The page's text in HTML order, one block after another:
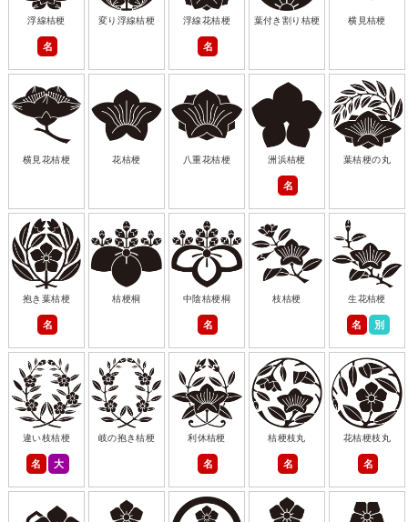
浮線桔梗
名
変り浮線桔梗 浮線花桔梗
名
葉付き割り桔梗 横見桔梗
横見花桔梗 花桔梗 八重花桔梗 洲浜桔梗
名
葉桔梗の丸
抱き葉桔梗
名
桔梗桐 中陰桔梗桐
名
枝桔梗 生花桔梗
名 別
違い枝桔梗
名 大
岐の抱き桔梗 利休桔梗
名
桔梗枝丸
名
花桔梗枝丸
名